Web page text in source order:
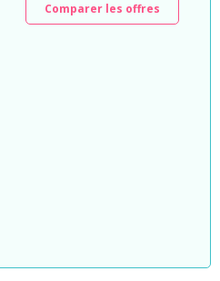
Comparer les offres